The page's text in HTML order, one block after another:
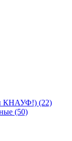
КНАУФ!) (22)
(50)